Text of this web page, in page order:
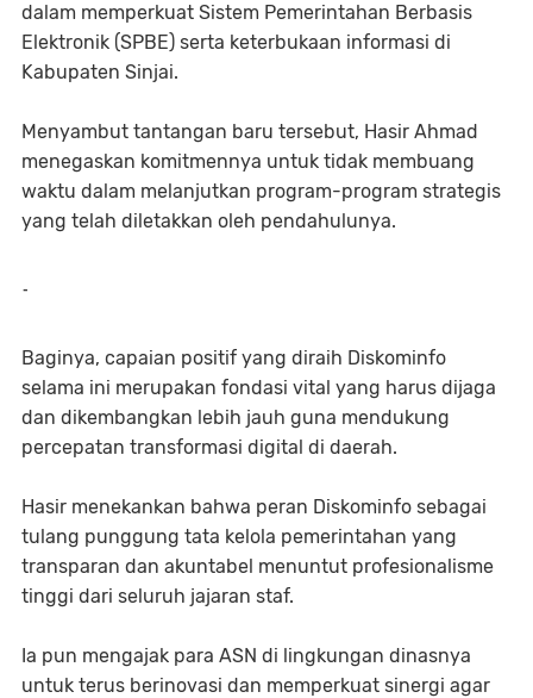
dalam memperkuat Sistem Pemerintahan Berbasis
Elektronik (SPBE) serta keterbukaan informasi di
Kabupaten Sinjai.
​Menyambut tantangan baru tersebut, Hasir Ahmad
menegaskan komitmennya untuk tidak membuang
waktu dalam melanjutkan program-program strategis
yang telah diletakkan oleh pendahulunya.
-
Baginya, capaian positif yang diraih Diskominfo
selama ini merupakan fondasi vital yang harus dijaga
dan dikembangkan lebih jauh guna mendukung
percepatan transformasi digital di daerah.
Hasir menekankan bahwa peran Diskominfo sebagai
tulang punggung tata kelola pemerintahan yang
transparan dan akuntabel menuntut profesionalisme
tinggi dari seluruh jajaran staf.
Ia pun mengajak para ASN di lingkungan dinasnya
untuk terus berinovasi dan memperkuat sinergi agar